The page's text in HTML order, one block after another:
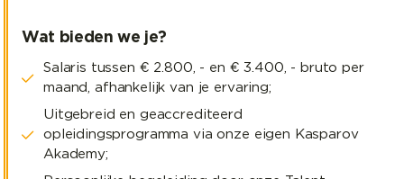
Wat bieden we je?
Salaris tussen € 2.800, - en € 3.400, - bruto per
maand, afhankelijk van je ervaring;
Uitgebreid en geaccrediteerd
opleidingsprogramma via onze eigen Kasparov
Akademy;